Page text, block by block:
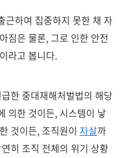
근하여 집중하지 못한 채 자
짐은 물론, 그로 인한 안전
라고 봅니다.
한 중대재해처벌법의 해당
의한 것이든, 시스템이 낳
것이든, 조직원이 자살까
히 조직 전체의 위기 상황